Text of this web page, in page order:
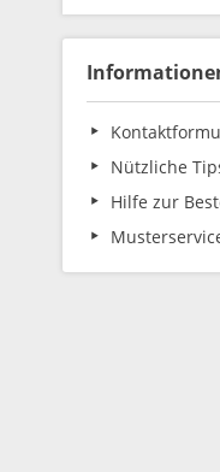
Nützliche
Hilfe zur